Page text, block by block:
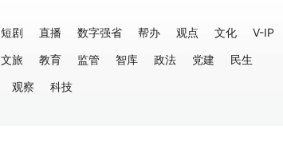
短剧 直播 数字强省 帮办 观点 文化
V-IP
文旅 教育 监管 智库 政法 党建
民生
观察 科技